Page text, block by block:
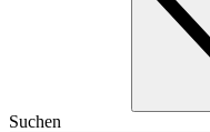
Suchen